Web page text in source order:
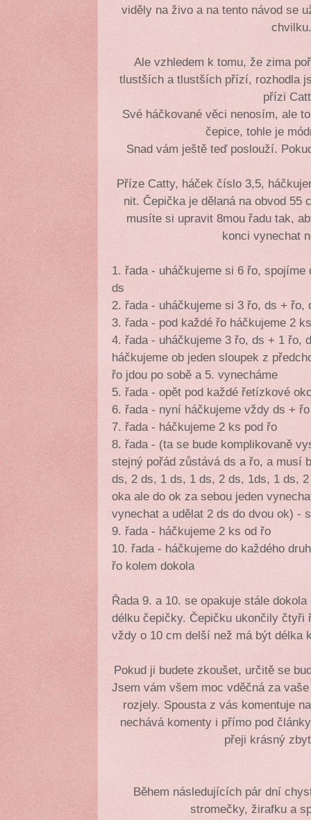
viděly na živo a na tento návod se
chvilku.
Ale vzhledem k tomu, že zima
tlustších a tlustších přízí, rozhodla
přízi
Své háčkované věci nenosím, ale
čepice, tohle je
Snad vám ještě teď poslouží.
Příze Catty, háček číslo 3,5,
nit. Čepička je dělaná na obvod 55
musíte si upravit 8mou řadu tak,
konci vynechat
1. řada - uháčkujeme si 6 řo, spojíme
ds
2. řada - uháčkujeme si 3 řo, ds +
3. řada - pod každé řo háčkujeme 2 ks
4. řada - uháčkujeme 3 řo, ds + 1 řo,
háčkujeme ob jeden sloupek z
řo jdou po sobě a 5. vynecháme
5. řada - opět pod každé řetízkové
6. řada - nyní háčkujeme vždy ds +
7. řada - háčkujeme 2 ks pod řo
8. řada - (ta se bude komplikovaně
stejný pořád zůstává ds a řo, a musí
ds, 2 ds, 1 ds, 1 ds, 2 ds, 1ds, 1 ds,
oka ale do ok za sebou jeden
vynechat a udělat 2 ds do dvou ok) -
9. řada - háčkujeme 2 ks od řo
10. řada - háčkujeme do každého
řo kolem dokola
Řada 9. a 10. se opakuje stále
délku čepičky. Čepičku ukončily čtyři
vždy o 10 cm delší než má být délka
Pokud ji budete zkoušet, určitě se
Jsem vám všem moc vděčná za
rozjely. Spousta z vás komentuje
nechává komenty i přímo pod
přeji krásný
Během následujících pár dní
stromečky, žirafku a